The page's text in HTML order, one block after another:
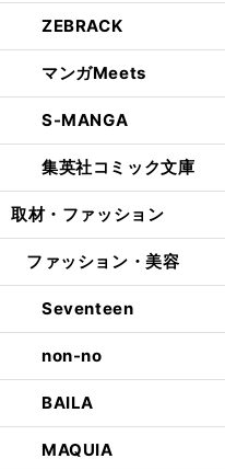
ZEBRACK
マンガMeets
S-MANGA
集英社コミック文庫
取材・ファッション
ファッション・美容
Seventeen
non-no
BAILA
MAQUIA